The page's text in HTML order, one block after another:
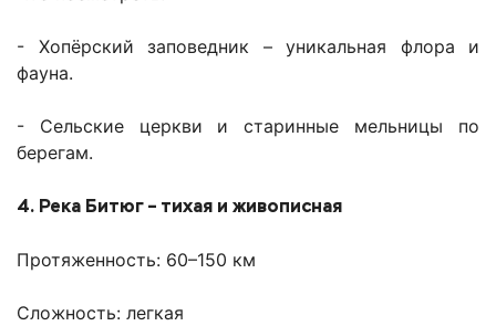
- Хопёрский заповедник – уникальная флора и
фауна.
- Сельские церкви и старинные мельницы по
берегам.
4. Река Битюг – тихая и живописная
Протяженность: 60–150 км
Сложность: легкая